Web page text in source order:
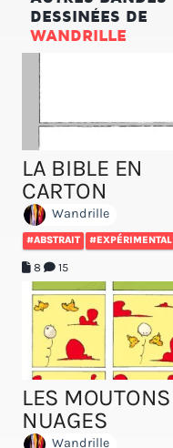
DESSINÉES DE
WANDRILLE
LA BIBLE EN
CARTON
Wandrille
#ABSTRAIT #EXPÉRIMENTAL
8 15
LES MOUTONS
NUAGES
Wandrille